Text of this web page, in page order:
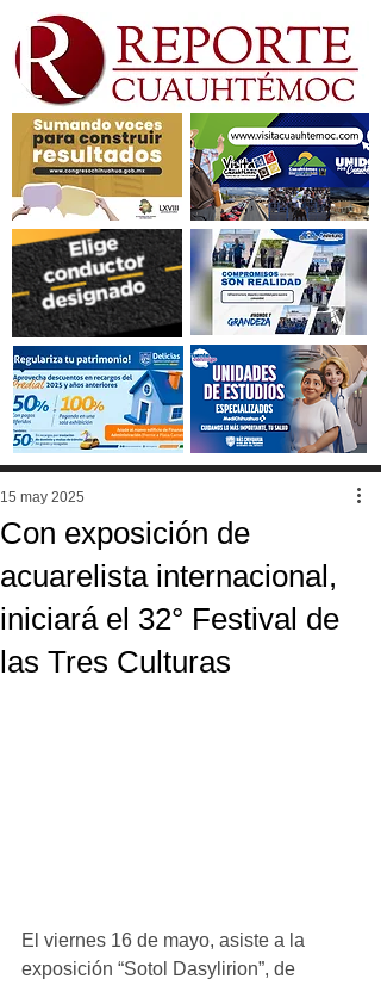
Con exposición de
acuarelista internacional,
iniciará el 32° Festival de
las Tres Culturas
15 may 2025
El viernes 16 de mayo, asiste a la
exposición “Sotol Dasylirion”, de